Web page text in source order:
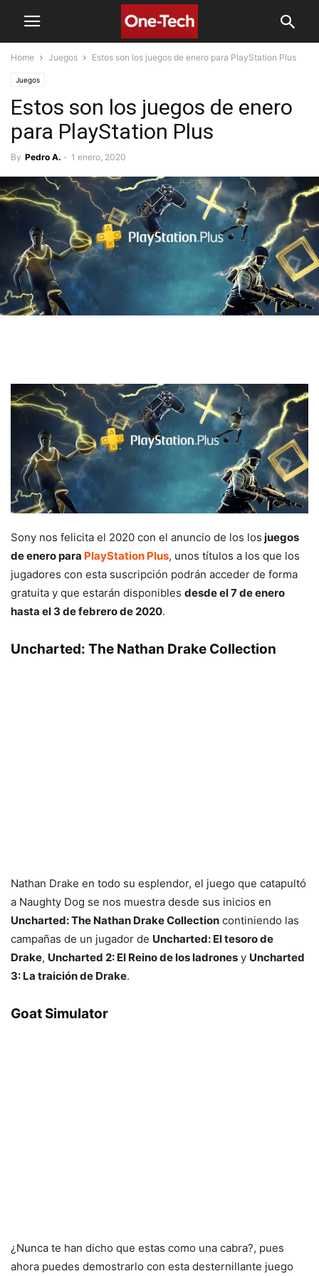
Home Juegos Estos son los juegos de enero para PlayStation Plus
Juegos
Estos son los juegos de enero
para PlayStation Plus
By Pedro A. - 1 enero, 2020
Sony nos felicita el 2020 con el anuncio de los los juegos
de enero para PlayStation Plus, unos títulos a los que los
jugadores con esta suscripción podrán acceder de forma
gratuita y que estarán disponibles desde el 7 de enero
hasta el 3 de febrero de 2020.
Uncharted: The Nathan Drake Collection
Nathan Drake en todo su esplendor, el juego que catapultó
a Naughty Dog se nos muestra desde sus inicios en
Uncharted: The Nathan Drake Collection continiendo las
campañas de un jugador de Uncharted: El tesoro de
Drake, Uncharted 2: El Reino de los ladrones y Uncharted
3: La traición de Drake.
Goat Simulator
¿Nunca te han dicho que estas como una cabra?, pues
ahora puedes demostrarlo con esta desternillante juego